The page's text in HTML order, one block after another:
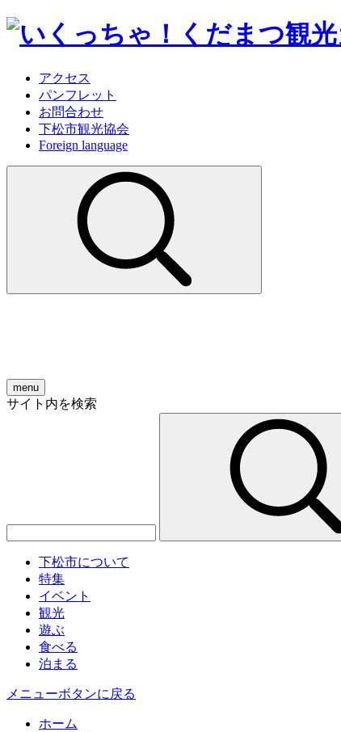
アクセス
パンフレット
お問合わせ
下松市観光協会
Foreign language
menu
サイト内を検索
下松市について
特集
イベント
観光
遊ぶ
食べる
泊まる
メニューボタンに戻る
ホーム